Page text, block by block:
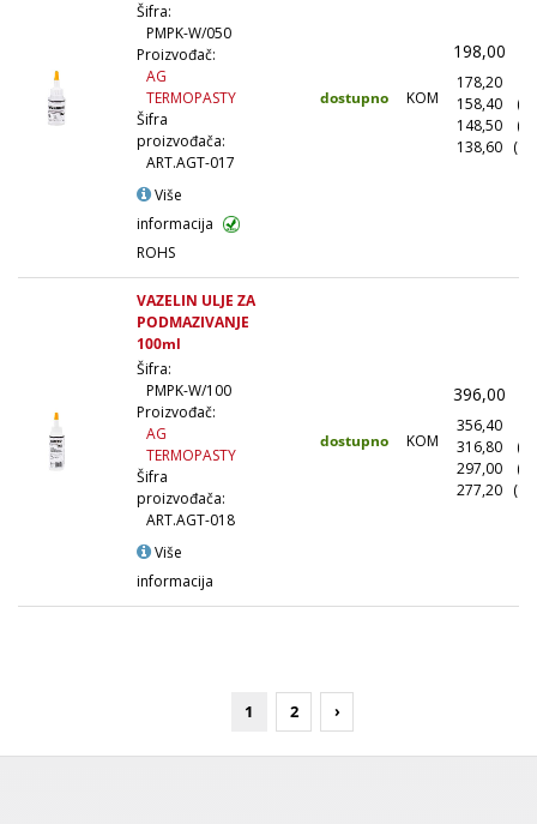
Šifra:
PMPK-W/050
Proizvođač:
AG
TERMOPASTY
Šifra
proizvođača:
ART.AGT-017
Više
informacija
ROHS
dostupno KOM
198,00
178,20
158,40
148,50
138,60
VAZELIN ULJE ZA
PODMAZIVANJE
100ml
Šifra:
PMPK-W/100
Proizvođač:
AG
TERMOPASTY
Šifra
proizvođača:
ART.AGT-018
Više
informacija
dostupno KOM
396,00
356,40
316,80
297,00
277,20
1 2 ›